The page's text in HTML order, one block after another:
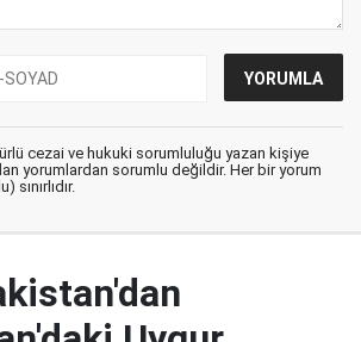
cezai ve hukuki sorumluluğu yazan kişiye
yorumlardan sorumlu değildir. Her bir yorum